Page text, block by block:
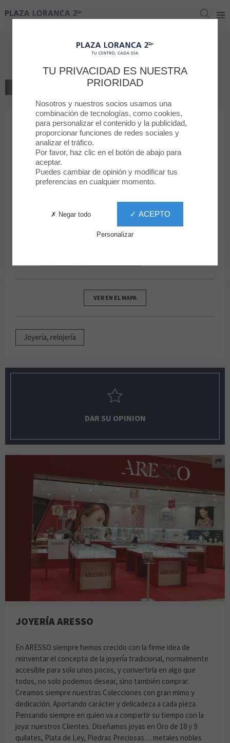
Plaza Loranca 2
Joyería Aresso
JOYERÍA, RELOJERÍA
Joyería Aresso
690 389 364
De lunes a domingo de 10:00 a 22:00
VER EN EL MAPA
Joyería, relojería
DAR SU OPINION
JOYERÍA ARESSO
En ARESSO siempre hemos crecido con la firme idea de
reinventar el concepto de la joyería tradicional, normalmente
accesible para solo unos pocos, y convertirla en algo que
todos, no solo podemos desear, sino también comprar.
Creamos siempre nuestras Colecciones con gran mimo y
dedicación. Aportando carácter y delicadeza a cada pieza.
Pensando siempre en quien va a compartir su tiempo con la
joya: nuestros Clientes. Diseñamos joyas en Oro de 18 y 9
quilates, Plata de Ley, Piedras Preciosas… metales nobles
Plaza Loranca 2
TU PRIVACIDAD ES NUESTRA
PRIORIDAD
Nosotros y nuestros socios usamos una
combinación de tecnologías, como cookies,
para personalizar el contenido y la publicidad,
proporcionar funciones de redes sociales y
analizar el tráfico.
Por favor, haz clic en el botón de abajo para
aceptar.
Puedes cambiar de opinión y modificar tus
preferencias en cualquier momento.
✓ ACEPTO
✗ Negar todo
Personalizar